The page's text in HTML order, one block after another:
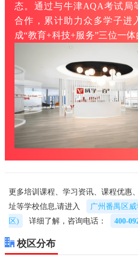
态。通过与牛津AQA考试局
合作，累计助力众多学子进
成“教育+科技+服务”三位一体
更多培训课程、学习资讯、课程优惠
址等学校信息,请进入
广州番禺区
区)
详细了解，咨询电话： 400-
校区分布